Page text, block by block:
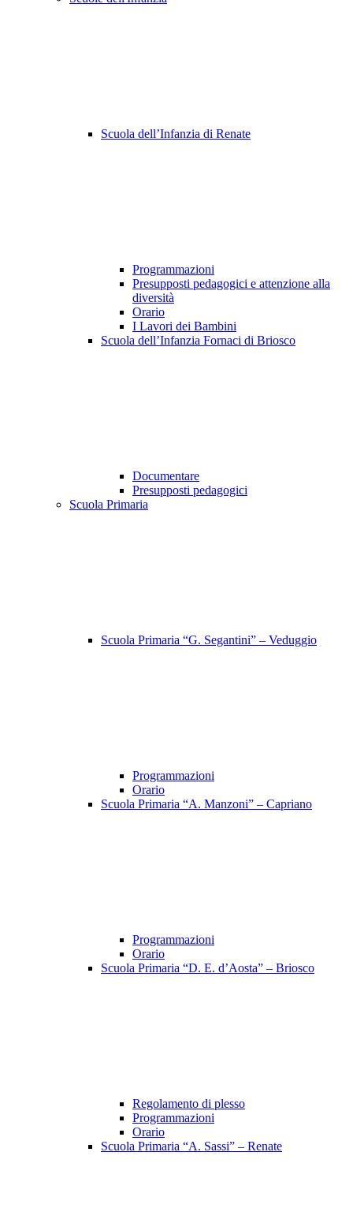
Scuola dell’Infanzia di Renate
Programmazioni
Presupposti pedagogici e attenzione alla
diversità
Orario
I Lavori dei Bambini
Scuola dell’Infanzia Fornaci di Briosco
Documentare
Presupposti pedagogici
Scuola Primaria
Scuola Primaria “G. Segantini” – Veduggio
Programmazioni
Orario
Scuola Primaria “A. Manzoni” – Capriano
Programmazioni
Orario
Scuola Primaria “D. E. d’Aosta” – Briosco
Regolamento di plesso
Programmazioni
Orario
Scuola Primaria “A. Sassi” – Renate